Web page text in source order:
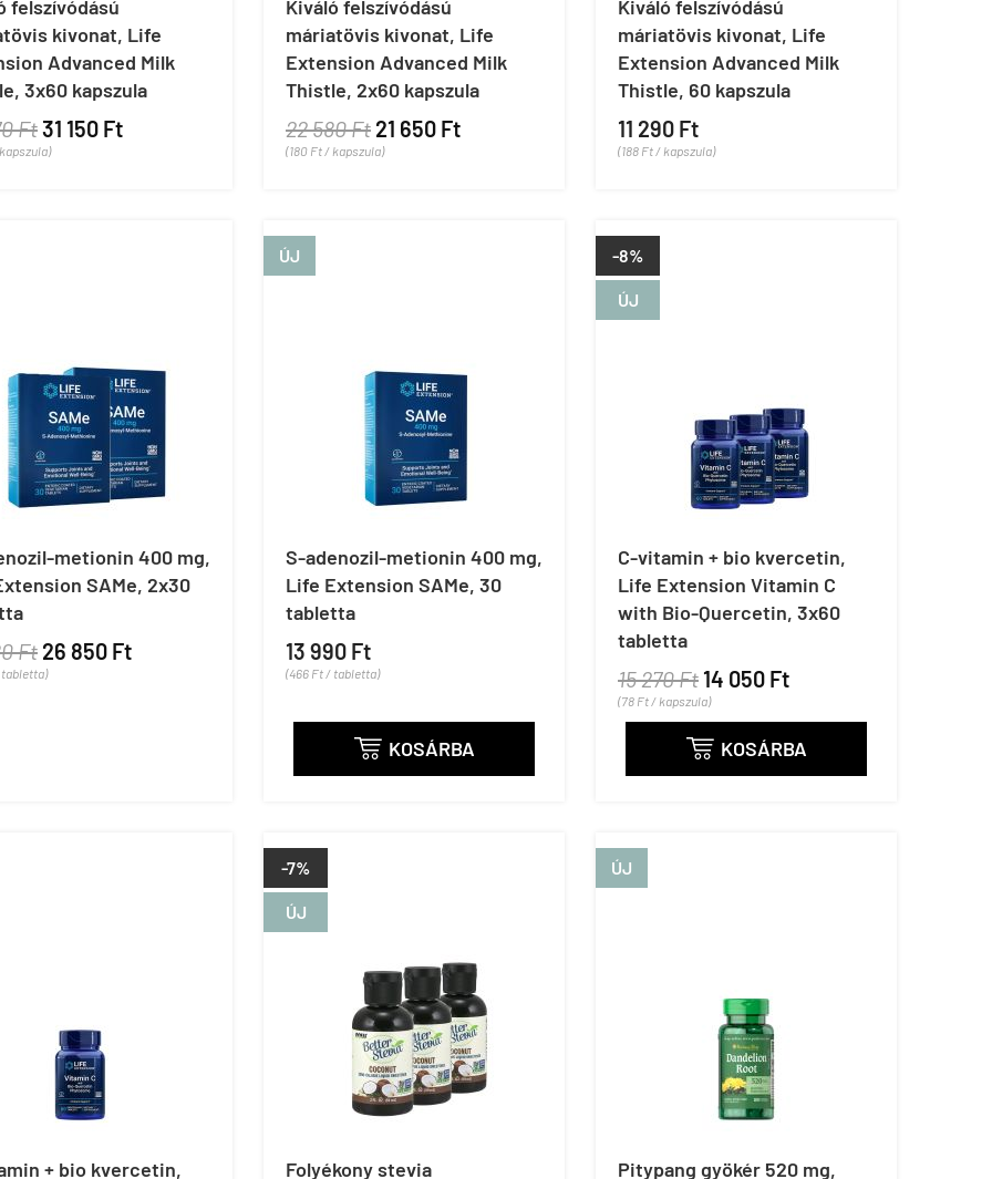
felszívódású
kivonat, Life
Advanced Milk
3x60 kapszula
Ft31 150 Ft
Kiváló felszívódású
máriatövis kivonat, Life
Extension Advanced Milk
Thistle, 2x60 kapszula
22 580 Ft 21 650 Ft
(180 Ft / kapszula)
Kiváló felszívódású
máriatövis kivonat, Life
Extension Advanced Milk
Thistle, 60 kapszula
11 290 Ft
(188 Ft / kapszula)
metionin 400 mg,
SAMe, 2x30
Ft 26 850 Ft
ÚJ
S-adenozil-metionin 400 mg,
Life Extension SAMe, 30
tabletta
13 990 Ft
(466 Ft / tabletta)
 KOSÁRBA
ÚJ
-8%
C-vitamin + bio kvercetin,
Life Extension Vitamin C
with Bio-Quercetin, 3x60
tabletta
15 270 Ft 14 050 Ft
(78 Ft / kapszula)
 KOSÁRBA
+ bio kvercetin,
ÚJ
-7%
Folyékony stevia
ÚJ
Pitypang gyökér 520 mg,